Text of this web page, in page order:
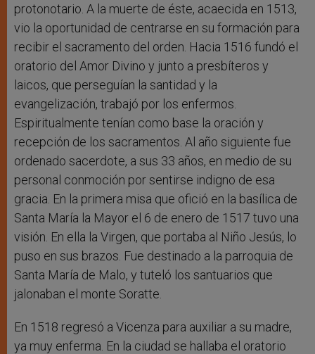
protonotario. A la muerte de éste, acaecida en 1513,
vio la oportunidad de centrarse en su formación para
recibir el sacramento del orden. Hacia 1516 fundó el
oratorio del Amor Divino y junto a presbíteros y
laicos, que perseguían la santidad y la
evangelización, trabajó por los enfermos.
Espiritualmente tenían como base la oración y
recepción de los sacramentos. Al año siguiente fue
ordenado sacerdote, a sus 33 años, en medio de su
personal conmoción por sentirse indigno de esa
gracia. En la primera misa que ofició en la basílica de
Santa María la Mayor el 6 de enero de 1517 tuvo una
visión. En ella la Virgen, que portaba al Niño Jesús, lo
puso en sus brazos. Fue destinado a la parroquia de
Santa María de Malo, y tuteló los santuarios que
jalonaban el monte Soratte.
En 1518 regresó a Vicenza para auxiliar a su madre,
ya muy enferma. En la ciudad se hallaba el oratorio